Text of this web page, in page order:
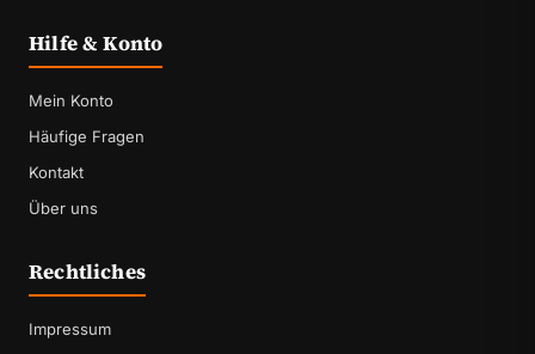
Hilfe & Konto
Mein Konto
Häufige Fragen
Kontakt
Über uns
Rechtliches
Impressum